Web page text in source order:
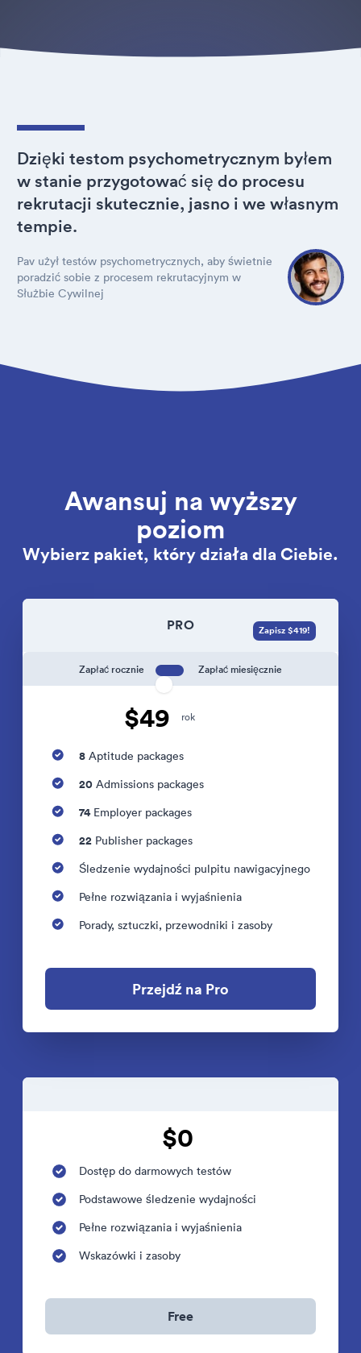
Dzięki testom psychometrycznym byłem
w stanie przygotować się do procesu
rekrutacji skutecznie, jasno i we własnym
tempie.
Pav użył testów psychometrycznych, aby świetnie
poradzić sobie z procesem rekrutacyjnym w
Służbie Cywilnej
Awansuj na wyższy
poziom
Wybierz pakiet, który działa dla Ciebie.
PRO
Zapłać rocznie Zapłać miesięcznie
$49 rok
Zapisz $419!
8 Aptitude packages
20 Admissions packages
74Employer packages
22 Publisher packages
Śledzenie wydajności pulpitu nawigacyjnego
Pełne rozwiązania i wyjaśnienia
Porady, sztuczki, przewodniki i zasoby
Przejdź na Pro
$0
Dostęp do darmowych testów
Podstawowe śledzenie wydajności
Pełne rozwiązania i wyjaśnienia
Wskazówki i zasoby
Free